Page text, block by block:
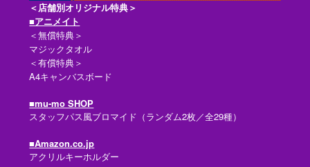
＜店舗別オリジナル特典＞
■アニメイト
＜無償特典＞
マジックタオル
＜有償特典＞
A4キャンバスボード
■mu-mo SHOP
スタッフパス風ブロマイド（ランダム2枚／全29種）
■Amazon.co.jp
アクリルキーホルダー